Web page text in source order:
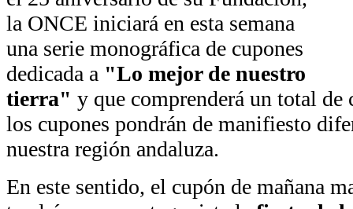
la ONCE iniciará en esta semana
una serie monográfica de cupones
dedicada a "Lo mejor de nuestro
tierra" y que comprenderá un total de
los cupones pondrán de manifiesto
nuestra región andaluza.
En este sentido, el cupón de mañana